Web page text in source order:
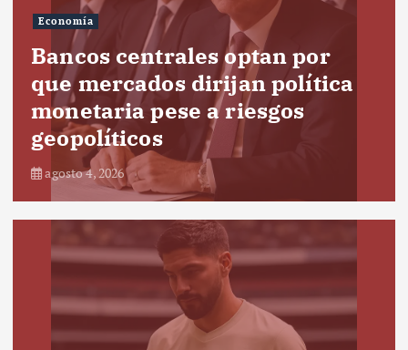
Economía
Bancos centrales optan por
que mercados dirijan política
monetaria pese a riesgos
geopolíticos
agosto 4, 2026